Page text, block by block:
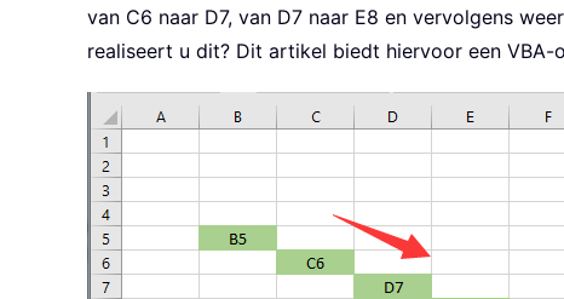
van C6 naar D7, van D7 naar E8 en vervolgens
realiseert u dit? Dit artikel biedt hiervoor een VBA-